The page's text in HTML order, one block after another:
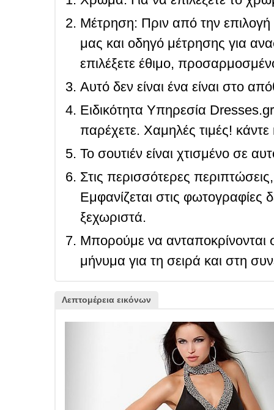
Μέτρηση: Πριν από την
μας και οδηγό μέτρησης για
επιλέξετε έθιμο,
Αυτό δεν είναι ένα είναι στο
Ειδικότητα Υπηρεσία
παρέχετε. Χαμηλές τιμές! κάντε
Το σουτιέν είναι χτισμένο σε
Στις περισσότερες
Εμφανίζεται στις φωτογραφίες
ξεχωριστά.
Μπορούμε να ανταποκρίνονται
μήνυμα για τη σειρά και στη
Λεπτομέρεια εικόνων